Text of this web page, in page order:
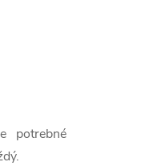
potrebné